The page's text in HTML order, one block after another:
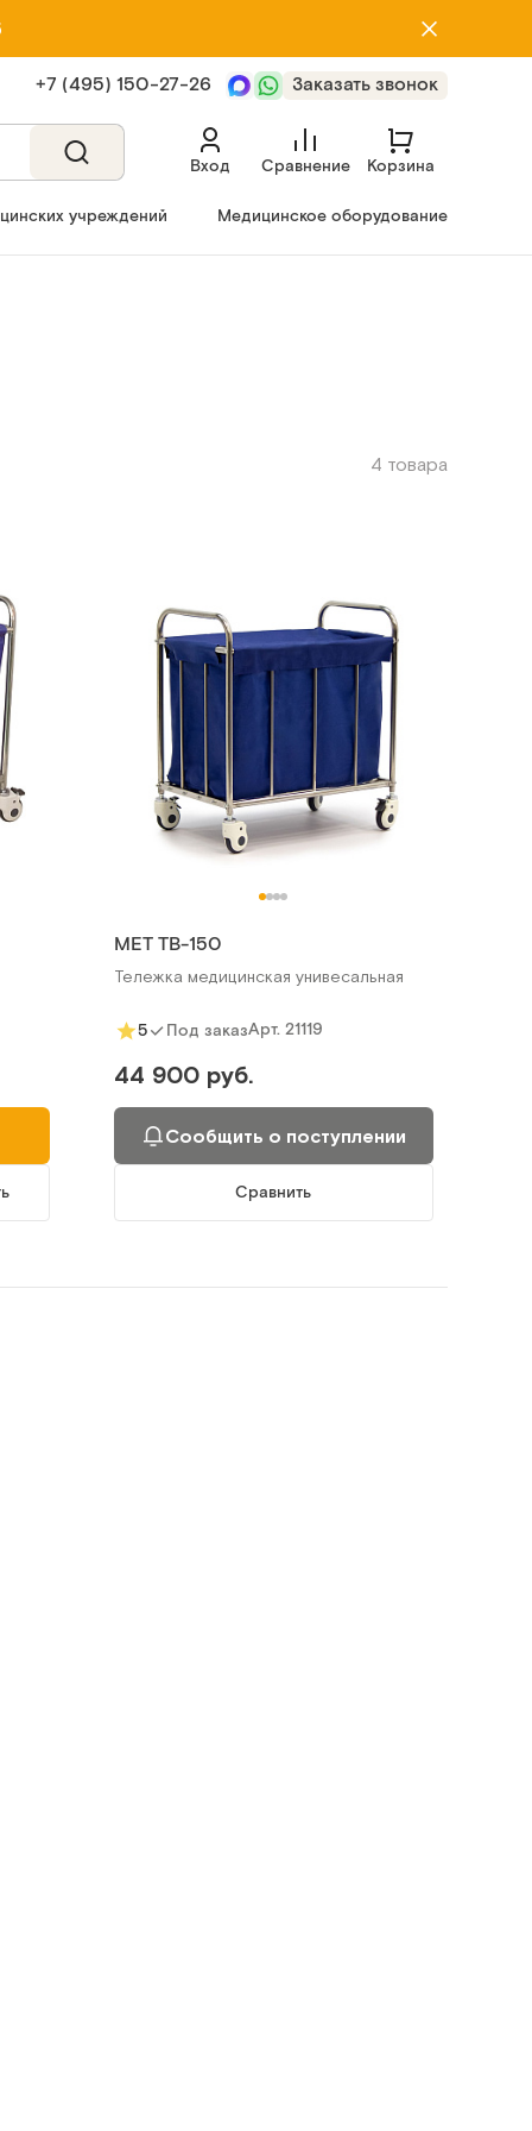
+7 (495) 150‑27‑26 Заказать звонок
Вход Сравнение Корзина
учреждений Медицинское оборудование
4 товара
МЕТ ТВ-150
Тележка медицинская унивесальная
5 Под заказАрт. 21119
44 900 руб.
Сообщить о поступлении
Сравнить